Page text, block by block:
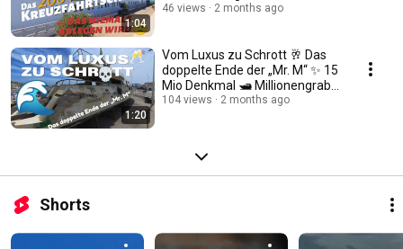
1:04
#hafenkino #viral #omg
46 views 2 months ago
1:20
Vom Luxus zu Schrott 🥂 Das
doppelte Ende der „Mr. M“ ✨ 15
Mio Denkmal 🛥️ Millionengrab
in Tarifa
104 views 2 months ago
Shorts